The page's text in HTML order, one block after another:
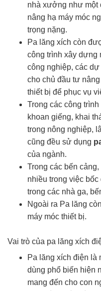
nhà xưởng như một
nâng hạ máy móc
trọng nặng.
Pa lăng xích còn
công trình xây dựng
công nghiệp, các
cho chủ đầu tư
thiết bị để phục vụ
Trong các công
khoan giếng, khai
trong nông nghiệp,
cũng đều sử dụng
của ngành.
Trong các bến
nhiều trong việc
trong các nhà ga,
Ngoài ra Pa lăng
máy móc thiết bị.
Vai trò của pa lăng xích
Pa lăng xích điện là
dùng phổ biến hiện
mang đến cho con